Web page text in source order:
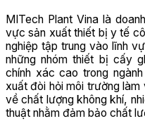
MITech Plant Vina là
vực sản xuất thiết bị y tế
nghiệp tập trung vào lĩnh
những nhóm thiết bị cấy
chính xác cao trong
xuất đòi hỏi môi trường
về chất lượng không khí,
thuật nhằm đảm bảo chất